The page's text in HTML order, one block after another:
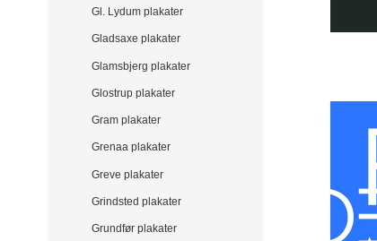
Gl. Lydum plakater
Gladsaxe plakater
Glamsbjerg plakater
Glostrup plakater
Gram plakater
Grenaa plakater
Greve plakater
Grindsted plakater
Grundfør plakater